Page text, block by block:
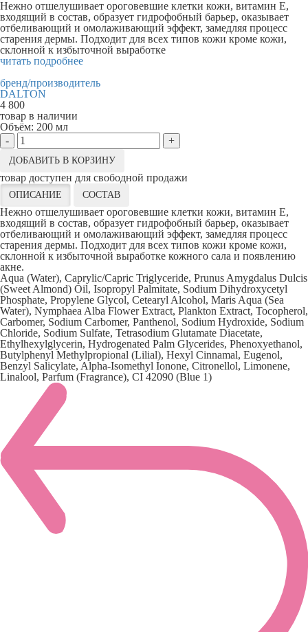
Нежно отшелушивает ороговевшие клетки кожи, витамин E,
входящий в состав, образует гидрофобный барьер, оказывает
отбеливающий и омолаживающий эффект, замедляя процесс
старения дермы. Подходит для всех типов кожи кроме кожи,
склонной к избыточной выработке
читать подробнее
бренд/производитель
DALTON
4 800
товар в наличии
Объём: 200 мл
-
+
ДОБАВИТЬ В КОРЗИНУ
товар доступен для свободной продажи
ОПИСАНИЕ СОСТАВ
Нежно отшелушивает ороговевшие клетки кожи, витамин E,
входящий в состав, образует гидрофобный барьер, оказывает
отбеливающий и омолаживающий эффект, замедляя процесс
старения дермы. Подходит для всех типов кожи кроме кожи,
склонной к избыточной выработке кожного сала и появлению
акне.
Aqua (Water), Caprylic/Capric Triglyceride, Prunus Amygdalus Dulcis
(Sweet Almond) Oil, Isopropyl Palmitate, Sodium Dihydroxycetyl
Phosphate, Propylene Glycol, Cetearyl Alcohol, Maris Aqua (Sea
Water), Nymphaea Alba Flower Extract, Plankton Extract, Tocopherol,
Carbomer, Sodium Carbomer, Panthenol, Sodium Hydroxide, Sodium
Chloride, Sodium Sulfate, Tetrasodium Glutamate Diacetate,
Ethylhexylglycerin, Hydrogenated Palm Glycerides, Phenoxyethanol,
Butylphenyl Methylpropional (Lilial), Hexyl Cinnamal, Eugenol,
Benzyl Salicylate, Alpha-Isomethyl Ionone, Citronellol, Limonene,
Linalool, Parfum (Fragrance), CI 42090 (Blue 1)